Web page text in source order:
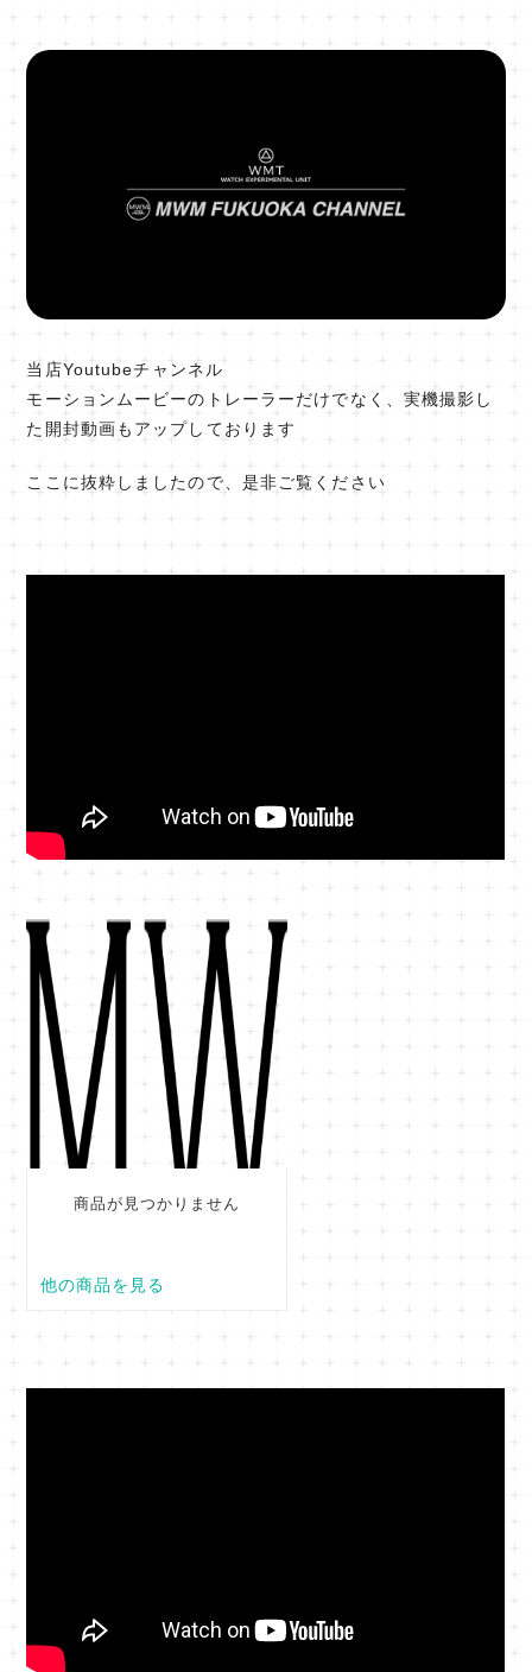
当店Youtubeチャンネル
モーションムービーのトレーラーだけでなく、実機撮影し
た開封動画もアップしております
ここに抜粋しましたので、是非ご覧ください